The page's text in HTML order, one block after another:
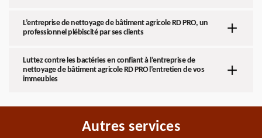
L’entreprise de nettoyage de bâtiment agricole RD PRO, un
professionnel plébiscité par ses clients
Luttez contre les bactéries en confiant à l’entreprise de
nettoyage de bâtiment agricole RD PRO l’entretien de vos
immeubles
Autres services